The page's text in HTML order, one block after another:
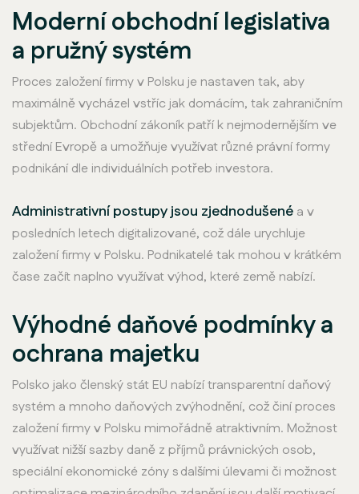
Moderní obchodní legislativa
a pružný systém
Proces založení firmy v Polsku je nastaven tak, aby
maximálně vycházel vstříc jak domácím, tak zahraničním
subjektům. Obchodní zákoník patří k nejmodernějším ve
střední Evropě a umožňuje využívat různé právní formy
podnikání dle individuálních potřeb investora.
Administrativní postupy jsou zjednodušené a v
posledních letech digitalizované, což dále urychluje
založení firmy v Polsku. Podnikatelé tak mohou v krátkém
čase začít naplno využívat výhod, které země nabízí.
Výhodné daňové podmínky a
ochrana majetku
Polsko jako členský stát EU nabízí transparentní daňový
systém a mnoho daňových zvýhodnění, což činí proces
založení firmy v Polsku mimořádně atraktivním. Možnost
využívat nižší sazby daně z příjmů právnických osob,
speciální ekonomické zóny s dalšími úlevami či možnost